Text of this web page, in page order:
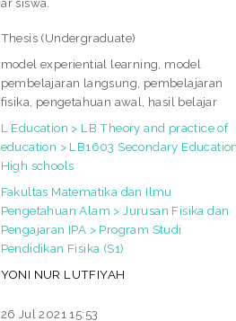
Thesis (Undergraduate)
model experiential learning, model
pembelajaran langsung, pembelajaran
fisika, pengetahuan awal, hasil belajar
L Education > LB Theory and practice of
education > LB1603 Secondary
High schools
Fakultas Matematika dan Ilmu
Pengetahuan Alam > Jurusan Fisika dan
Pengajaran IPA > Program Studi
Pendidikan Fisika (S1)
YONI NUR LUTFIYAH
26 Jul 2021 15:53